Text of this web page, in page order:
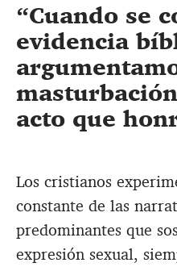
Cuando se
evidencia
acto que
Los cristianos
constante de las
predominantes que
expresión sexual,